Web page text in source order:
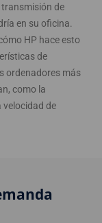
de
en su oficina.
HP hace esto
de
ordenadores más
como la
velocidad de